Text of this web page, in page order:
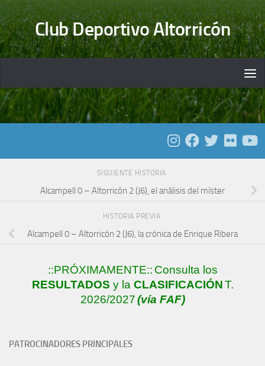
Saltar al contenido
Club Deportivo Altorricón
SIGUIENTE HISTORIA
Alcampell 0 – Altorricón 2 (J6), el análisis del míster
HISTORIA PREVIA
Alcampell 0 – Altorricón 2 (J6), la crónica de Enrique Ribera
::PRÓXIMAMENTE:: Consulta los
RESULTADOS y la CLASIFICACIÓNT.
2026/2027(vía FAF)
PATROCINADORES PRINCIPALES